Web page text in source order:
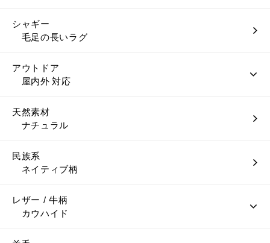
シャギー
毛足の長いラグ
アウトドア
屋内外 対応
天然素材
ナチュラル
民族系
ネイティブ柄
レザー / 牛柄
カウハイド